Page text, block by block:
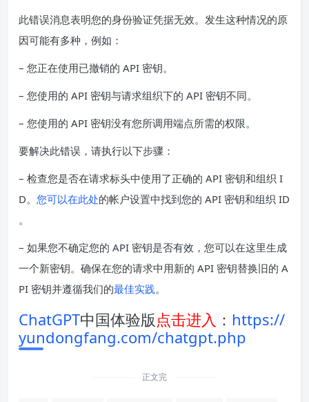
此错误消息表明您的身份验证凭据无效。发生这种情况的原
因可能有多种，例如：
– 您正在使用已撤销的 API 密钥。
– 您使用的 API 密钥与请求组织下的 API 密钥不同。
– 您使用的 API 密钥没有您所调用端点所需的权限。
要解决此错误，请执行以下步骤：
– 检查您是否在请求标头中使用了正确的 API 密钥和组织 I
D。 您可以在此处的帐户设置中找到您的 API 密钥和组织 ID
。
– 如果您不确定您的 API 密钥是否有效，您可以在这里生成
一个新密钥。确保在您的请求中用新的 API 密钥替换旧的 A
PI 密钥并遵循我们的最佳实践。
ChatGPT中国体验版点击进入 ： https://
yundongfang.com/chatgpt.php
正文完